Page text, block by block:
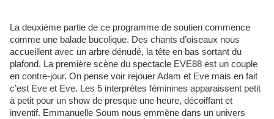
La deuxième partie de ce programme de soutien commence
comme une balade bucolique. Des chants d’oiseaux nous
accueillent avec un arbre dénudé, la tête en bas sortant du
plafond. La première scène du spectacle EVE88 est un couple
en contre-jour. On pense voir rejouer Adam et Eve mais en fait
c’est Eve et Eve. Les 5 interprètes féminines apparaissent petit
à petit pour un show de presque une heure, décoiffant et
inventif. Emmanuelle Soum nous emmène dans un univers